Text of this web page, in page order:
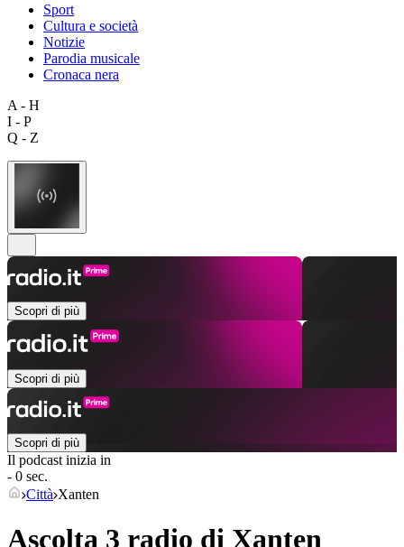
Sport
Cultura e società
Notizie
Parodia musicale
Cronaca nera
A - H
I - P
Q - Z
Scopri di più
Scopri di più
Scopri di più
Il podcast inizia in
- 0 sec.
Città Xanten
Ascolta 3 radio di Xanten